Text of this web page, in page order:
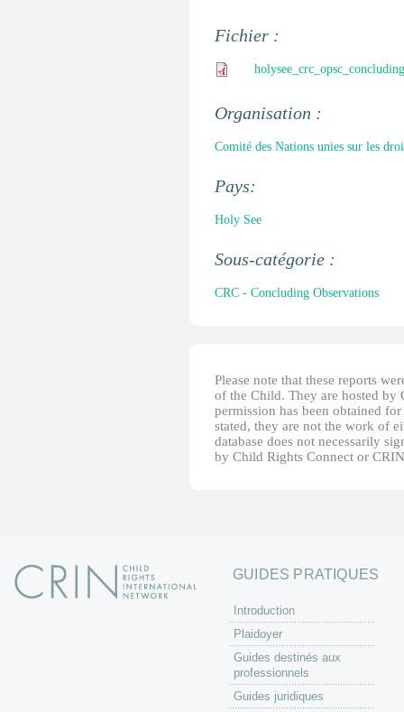
Fichier :
Organisation :
Comité des Nations unies sur les
Pays:
Holy See
Sous-catégorie :
CRC - Concluding Observations
Please note that these reports
of the Child. They are hosted by
permission has been obtained
stated, they are not the work of
database does not necessarily
by Child Rights Connect or
GUIDES PRATIQUES
Introduction
Plaidoyer
Guides destinés aux
professionnels
Guides juridiques